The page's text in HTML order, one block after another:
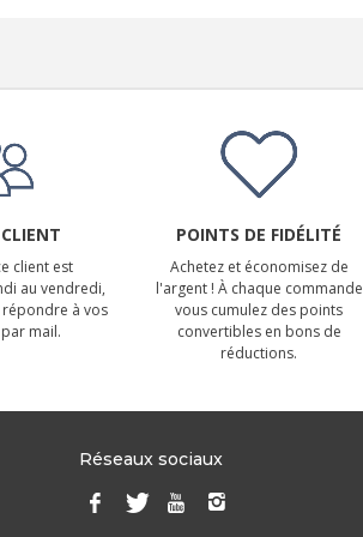
client est
au vendredi,
à vos
mail.
POINTS DE FIDÉLITÉ
Achetez et économisez de
l'argent ! À chaque commande
vous cumulez des points
convertibles en bons de
réductions.
Réseaux sociaux